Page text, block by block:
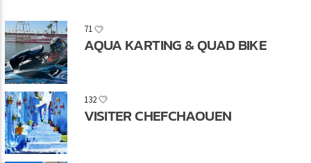
71
AQUA KARTING & QUAD BIKE
132
VISITER CHEFCHAOUEN